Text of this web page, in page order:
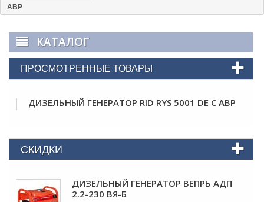
АВР
КАТАЛОГ
ПРОСМОТРЕННЫЕ ТОВАРЫ
ДИЗЕЛЬНЫЙ ГЕНЕРАТОР RID RYS 5001 DE С АВР
СКИДКИ
ДИЗЕЛЬНЫЙ ГЕНЕРАТОР ВЕПРЬ АДП
2.2-230 ВЯ-Б